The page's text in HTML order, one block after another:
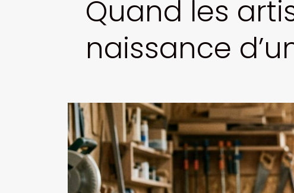
Quand les
naissance